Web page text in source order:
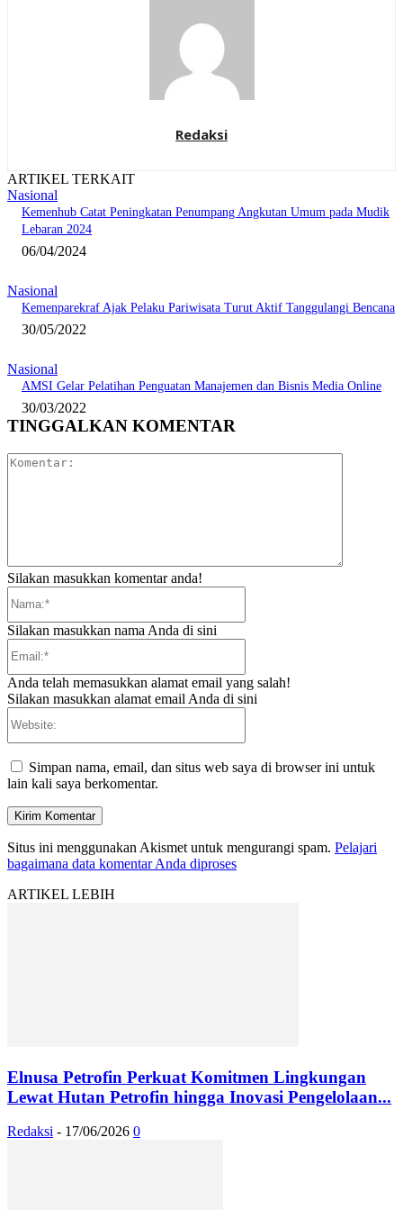
Redaksi
ARTIKEL TERKAIT
Nasional
Kemenhub Catat Peningkatan Penumpang Angkutan Umum pada Mudik
Lebaran 2024
06/04/2024
Nasional
Kemenparekraf Ajak Pelaku Pariwisata Turut Aktif Tanggulangi Bencana
30/05/2022
Nasional
AMSI Gelar Pelatihan Penguatan Manajemen dan Bisnis Media Online
30/03/2022
TINGGALKAN KOMENTAR
Silakan masukkan komentar anda!
Silakan masukkan nama Anda di sini
Anda telah memasukkan alamat email yang salah!
Silakan masukkan alamat email Anda di sini
Simpan nama, email, dan situs web saya di browser ini untuk
lain kali saya berkomentar.
Situs ini menggunakan Akismet untuk mengurangi spam. Pelajari
bagaimana data komentar Anda diproses
ARTIKEL LEBIH
Elnusa Petrofin Perkuat Komitmen Lingkungan
Lewat Hutan Petrofin hingga Inovasi Pengelolaan...
Redaksi - 17/06/2026 0